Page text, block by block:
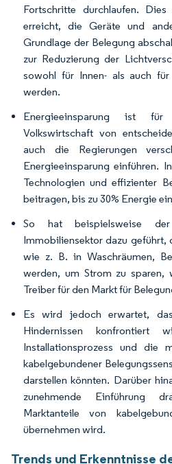
Fortschritte durchlaufen.
erreicht, die Geräte und
Grundlage der Belegung
zur Reduzierung der
sowohl für Innen- als auch für
werden.
Energieeinsparung ist
Volkswirtschaft von
auch die Regierungen
Energieeinsparung einführen.
Technologien und effizienter
beitragen, bis zu 30% Energie
So hat beispielsweise
Immobiliensektor dazu geführt,
wie z. B. in Waschräumen,
werden, um Strom zu
Treiber für den Markt für
Es wird jedoch erwartet,
Hindernissen konfrontiert
Installationsprozess und die
kabelgebundener
darstellen könnten. Darüber
zunehmende Einführung
Marktanteile von
übernehmen wird.
Trends und Erkenntnisse